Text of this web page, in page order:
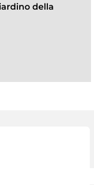
della